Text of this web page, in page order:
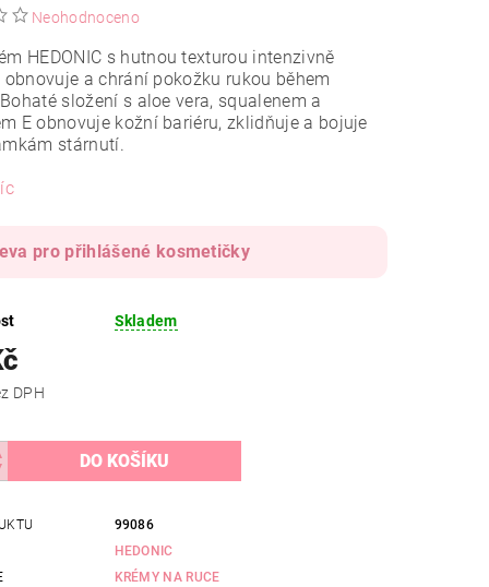
Neohodnoceno
HEDONIC s hutnou texturou intenzivně
obnovuje a chrání pokožku rukou během
složení s aloe vera, squalenem a
E obnovuje kožní bariéru, zklidňuje a bojuje
stárnutí.
pro přihlášené kosmetičky
Skladem
bez DPH
99086
HEDONIC
KRÉMY NA RUCE